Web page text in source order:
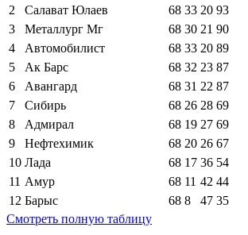
2
Салават Юлаев 68 33 20 93
3
Металлург Мг 68 30 21 90
4
Автомобилист 68 33 20 89
5
Ак Барс 68 32 23 87
6
Авангард 68 31 22 87
7
Сибирь 68 26 28 69
8
Адмирал 68 19 27 69
9
Нефтехимик 68 20 26 67
10 Лада 68 17 36 54
11 Амур 68 11 42 44
12 Барыс 68 8 47 35
Смотреть полную таблицу